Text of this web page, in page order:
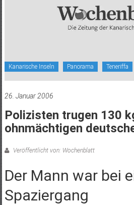
Kanarische Inseln Panorama Teneriffa
26. Januar 2006
Polizisten trugen 130
ohnmächtigen
Veröffentlicht von: Wochenblatt
Der Mann war bei
Spaziergang